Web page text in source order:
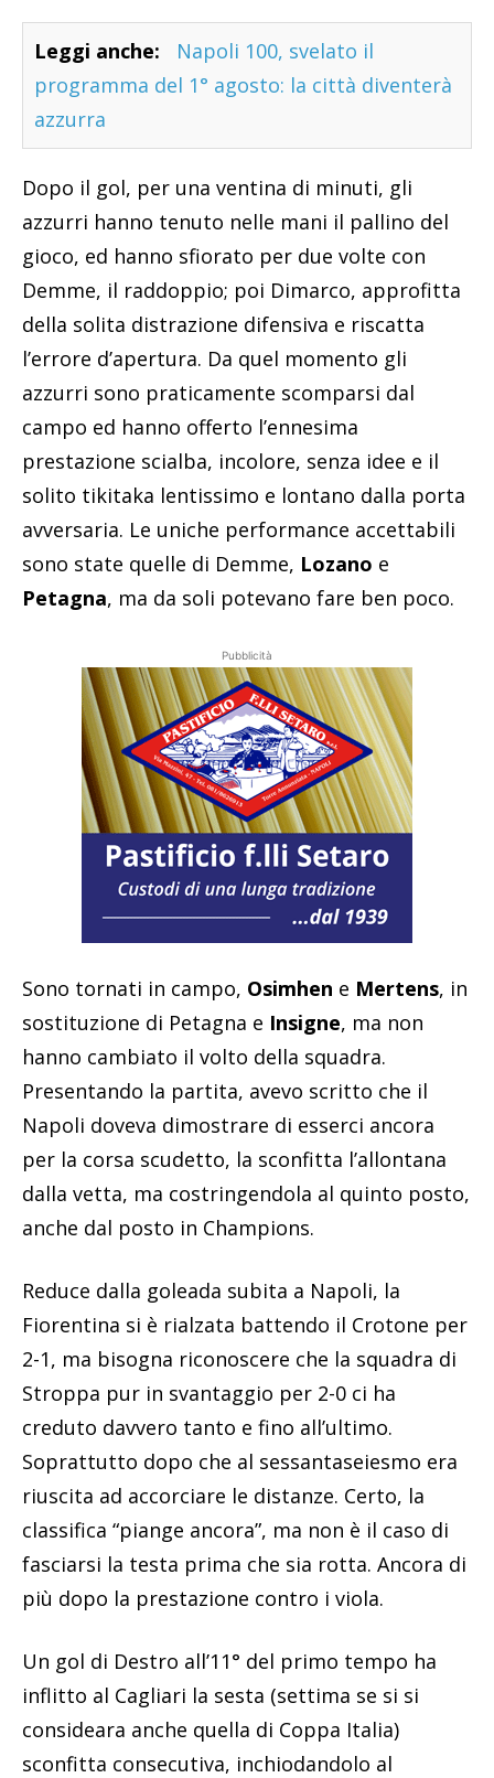
Leggi anche:
Napoli 100, svelato il
programma del 1° agosto: la città diventerà
azzurra
Dopo il gol, per una ventina di minuti, gli
azzurri hanno tenuto nelle mani il pallino del
gioco, ed hanno sfiorato per due volte con
Demme, il raddoppio; poi Dimarco, approfitta
della solita distrazione difensiva e riscatta
l’errore d’apertura. Da quel momento gli
azzurri sono praticamente scomparsi dal
campo ed hanno offerto l’ennesima
prestazione scialba, incolore, senza idee e il
solito tikitaka lentissimo e lontano dalla porta
avversaria. Le uniche performance accettabili
sono state quelle di Demme, Lozano e
Petagna, ma da soli potevano fare ben poco.
Pubblicità
Sono tornati in campo, Osimhen e Mertens, in
sostituzione di Petagna e Insigne, ma non
hanno cambiato il volto della squadra.
Presentando la partita, avevo scritto che il
Napoli doveva dimostrare di esserci ancora
per la corsa scudetto, la sconfitta l’allontana
dalla vetta, ma costringendola al quinto posto,
anche dal posto in Champions.
Reduce dalla goleada subita a Napoli, la
Fiorentina si è rialzata battendo il Crotone per
2-1, ma bisogna riconoscere che la squadra di
Stroppa pur in svantaggio per 2-0 ci ha
creduto davvero tanto e fino all’ultimo.
Soprattutto dopo che al sessantaseiesmo era
riuscita ad accorciare le distanze. Certo, la
classifica “piange ancora”, ma non è il caso di
fasciarsi la testa prima che sia rotta. Ancora di
più dopo la prestazione contro i viola.
Un gol di Destro all’11° del primo tempo ha
inflitto al Cagliari la sesta (settima se si si
consideara anche quella di Coppa Italia)
sconfitta consecutiva, inchiodandolo al